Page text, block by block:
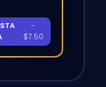
-
$7.50